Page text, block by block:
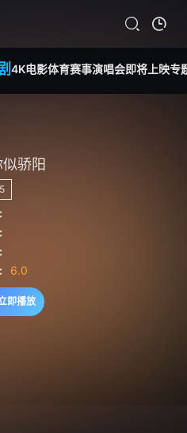
4K电影体育赛事演唱会即将上映专
骄阳
6.0
即播放